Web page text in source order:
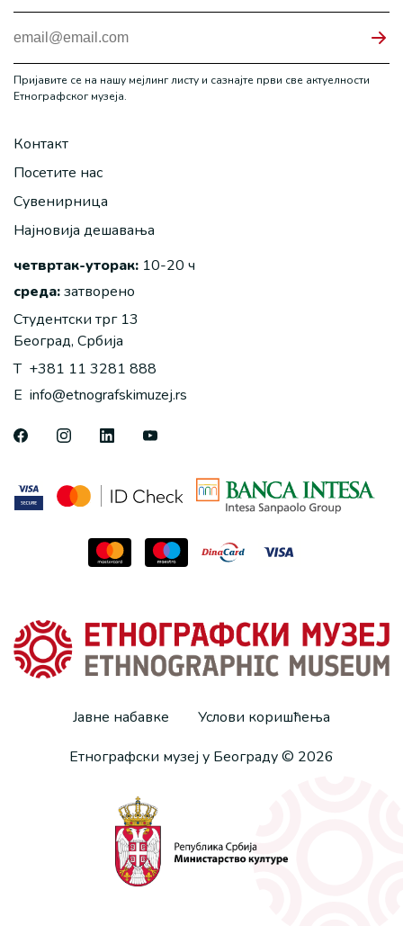
Пријавите се на нашу мејлинг листу и сазнајте први све актуелности
Етнографског музеја.
Контакт
Посетите нас
Сувенирница
Најновија дешавања
четвртак-уторак: 10-20 ч
среда:затворено
Студентски трг 13
Београд, Србија
T +381 11 3281 888
E info@etnografskimuzej.rs
Јавне набавке
Услови коришћења
Етнографски музеј у Београду © 2026